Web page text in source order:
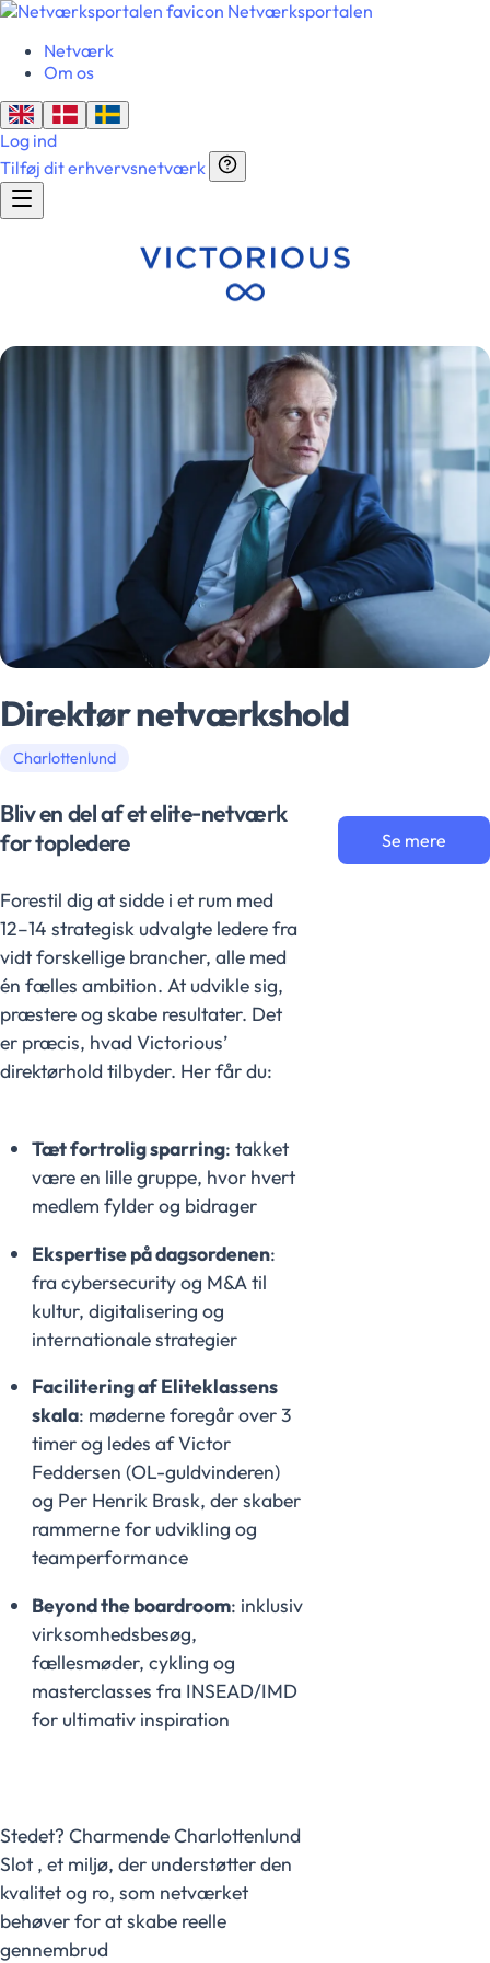
Netværksportalen
Netværk
Om os
Log ind
Tilføj dit erhvervsnetværk
Direktør netværkshold
Charlottenlund
Bliv en del af et elite‑netværk
for topledere
Forestil dig at sidde i et rum med
12–14 strategisk udvalgte ledere fra
vidt forskellige brancher, alle med
én fælles ambition. At udvikle sig,
præstere og skabe resultater. Det
er præcis, hvad Victorious’
direktørhold tilbyder. Her får du:
Tæt fortrolig sparring: takket
være en lille gruppe, hvor hvert
medlem fylder og bidrager
Ekspertise på dagsordenen:
fra cybersecurity og M&A til
kultur, digitalisering og
internationale strategier
Facilitering af Eliteklassens
skala: møderne foregår over 3
timer og ledes af Victor
Feddersen (OL-guldvinderen)
og Per Henrik Brask, der skaber
rammerne for udvikling og
teamperformance
Beyond the boardroom: inklusiv
virksomhedsbesøg,
fællesmøder, cykling og
masterclasses fra INSEAD/IMD
for ultimativ inspiration
Stedet? Charmende Charlottenlund
Slot , et miljø, der understøtter den
kvalitet og ro, som netværket
behøver for at skabe reelle
gennembrud
Se mere